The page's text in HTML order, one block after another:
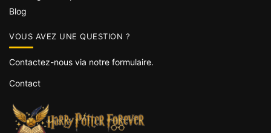
Blog
VOUS AVEZ UNE QUESTION ?
Contactez-nous via notre formulaire.
Contact